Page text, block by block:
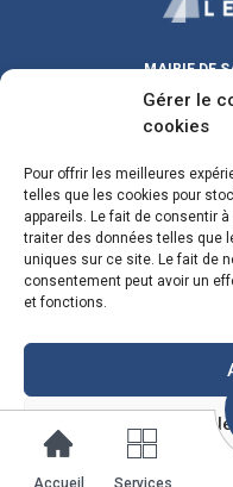
Gérer le
cookies
Pour offrir les meilleures
telles que les cookies pour
appareils. Le fait de consentir
traiter des données telles que
uniques sur ce site. Le fait de
consentement peut avoir un
et fonctions.
Voir
Politique de
Accueil Services
MAIRIE DE
9h00 –